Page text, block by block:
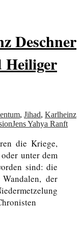
Deschner
Heiliger
, Jihad, Karlheinz
Jens Yahya Ranft
die Kriege,
unter dem
sind: die
der